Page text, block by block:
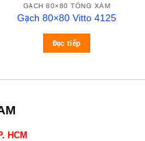
GẠCH 80×80 TÔNG XÁM
Gạch 80×80 Vitto 4125
Đọc tiếp
HCM